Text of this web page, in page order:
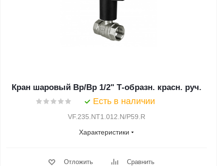
Кран шаровый Вр/Вр 1/2" Т-образн. красн. руч.
Есть в наличии
VF.235.NT1.012.N/P59.R
Характеристики
Отложить Сравнить